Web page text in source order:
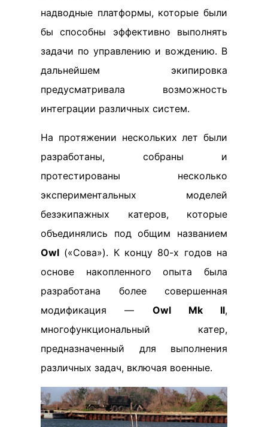
надводные платформы, которые были
бы способны эффективно выполнять
задачи по управлению и вождению. В
дальнейшем экипировка
предусматривала возможность
интеграции различных систем.
На протяжении нескольких лет были
разработаны, собраны и
протестированы несколько
экспериментальных моделей
безэкипажных катеров, которые
объединялись под общим названием
Owl («Сова»). К концу 80-х годов на
основе накопленного опыта была
разработана более совершенная
модификация — Owl Mk II,
многофункциональный катер,
предназначенный для выполнения
различных задач, включая военные.